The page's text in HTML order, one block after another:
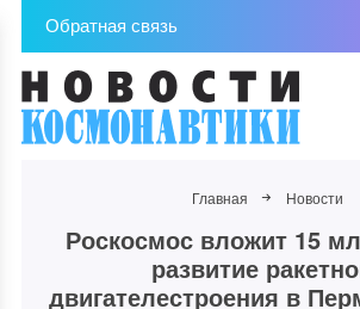
Обратная связь
Главная Новости
Роскосмос вложит 15
развитие
двигателестроения в